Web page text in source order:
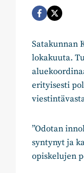
Satakunnan
lokakuuta.
erityisesti
”Odotan
syntynyt ja
opiskelujen